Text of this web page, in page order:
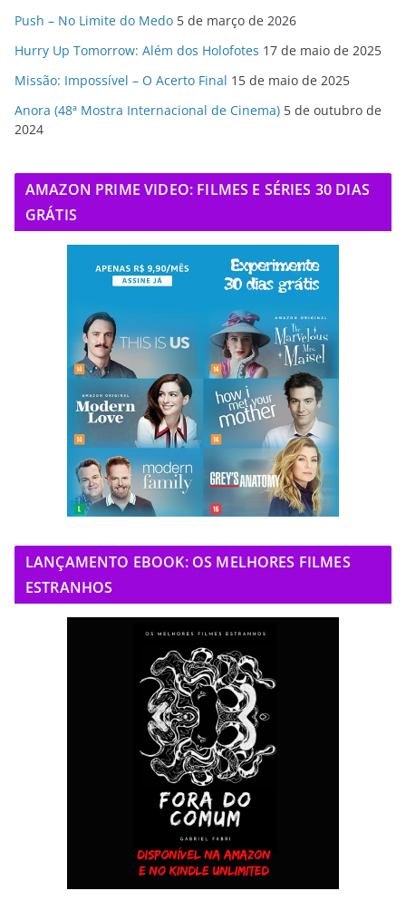
Push – No Limite do Medo 5 de março de 2026
Hurry Up Tomorrow: Além dos Holofotes 17 de maio de 2025
Missão: Impossível – O Acerto Final 15 de maio de 2025
Anora (48ª Mostra Internacional de Cinema) 5 de outubro de
2024
AMAZON PRIME VIDEO: FILMES E SÉRIES 30 DIAS
GRÁTIS
LANÇAMENTO EBOOK: OS MELHORES FILMES
ESTRANHOS